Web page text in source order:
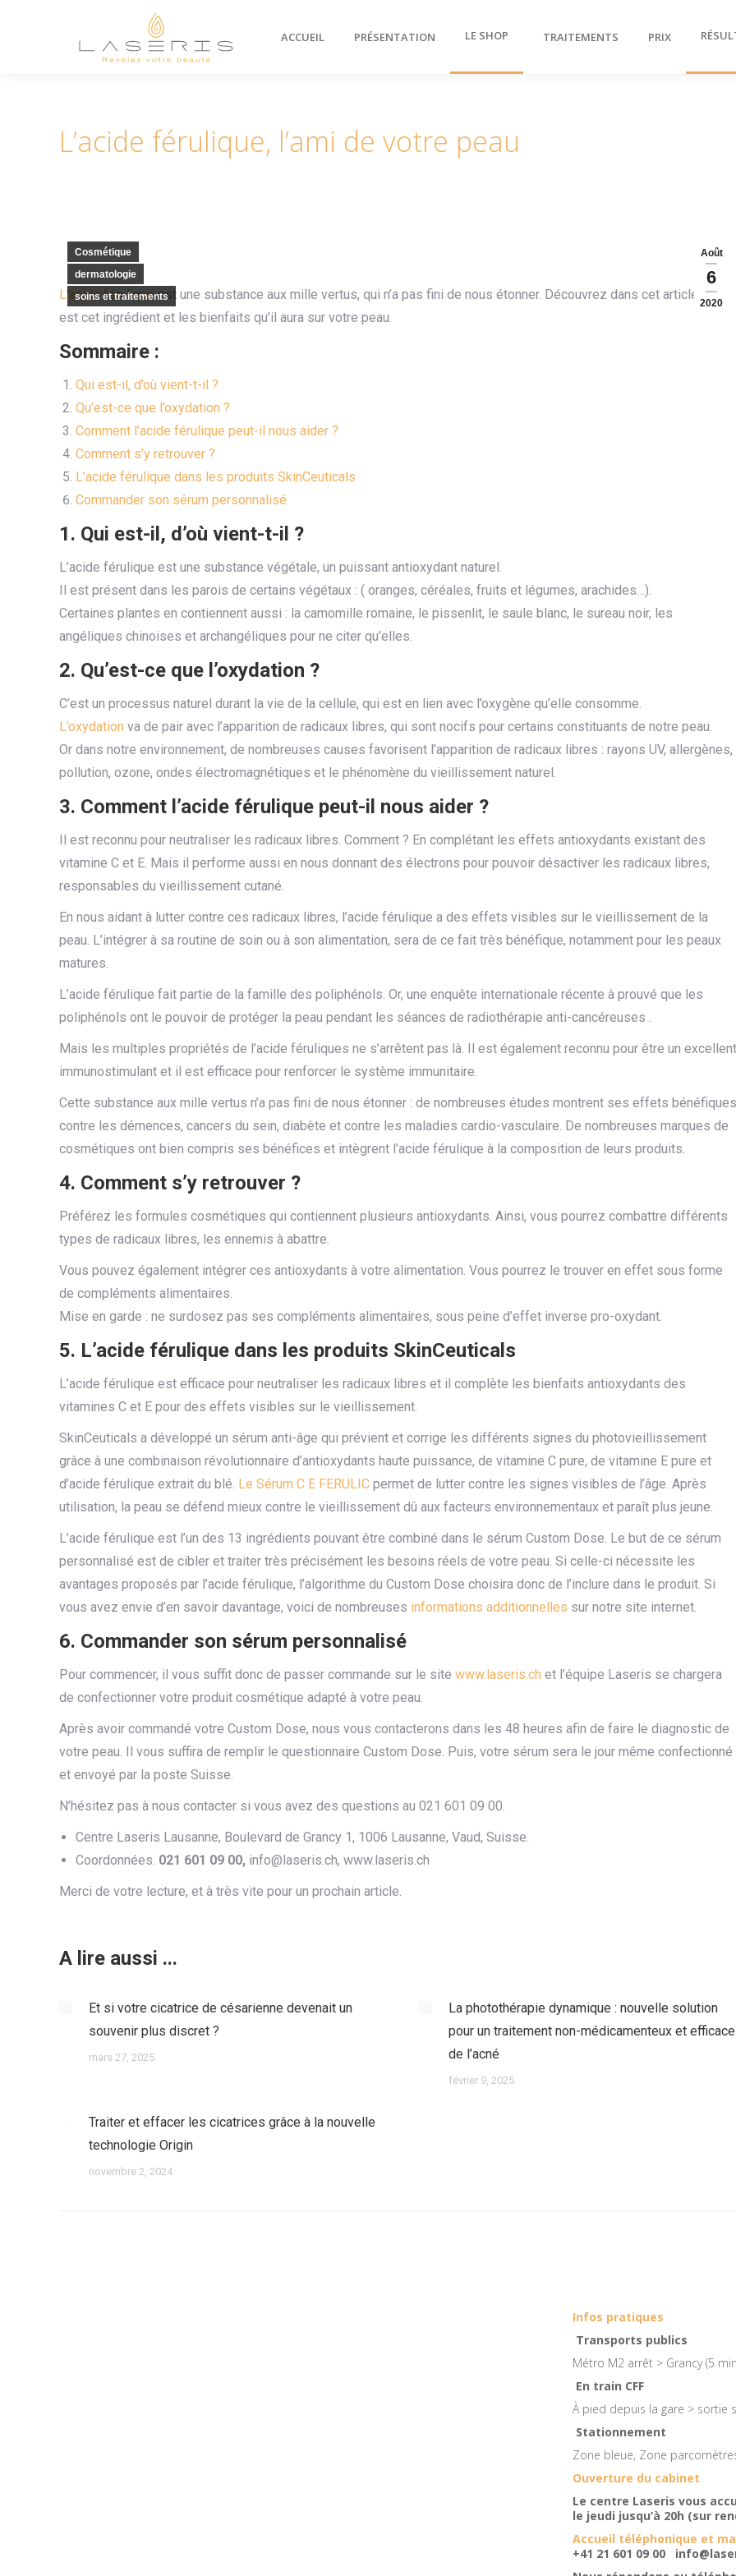
ACCUEIL PRÉSENTATION LE SHOP TRAITEMENTS PRIX
L’acide férulique, l’ami de votre peau
Août
6
2020
Cosmétique
dermatologie
soins et traitements
L’acide féruliqueest une substance aux mille vertus, qui n’a pas fini de nous étonner. Découvrez dans cet article, quel
est cet ingrédient et les bienfaits qu’il aura sur votre peau.
Sommaire :
Qui est-il, d’où vient-t-il ?
Qu’est-ce que l’oxydation ?
Comment l’acide férulique peut-il nous aider ?
Comment s’y retrouver ?
L’acide férulique dans les produits SkinCeuticals
Commander son sérum personnalisé
1. Qui est-il, d’où vient-t-il ?
L’acide férulique est une substance végétale, un puissant antioxydant naturel.
Il est présent dans les parois de certains végétaux : ( oranges, céréales, fruits et légumes, arachides…).
Certaines plantes en contiennent aussi : la camomille romaine, le pissenlit, le saule blanc, le sureau noir, les
angéliques chinoises et archangéliques pour ne citer qu’elles.
2. Qu’est-ce que l’oxydation ?
C’est un processus naturel durant la vie de la cellule, qui est en lien avec l’oxygène qu’elle consomme.
L’oxydation va de pair avec l’apparition de radicaux libres, qui sont nocifs pour certains constituants de notre peau.
Or dans notre environnement, de nombreuses causes favorisent l’apparition de radicaux libres : rayons UV, allergènes,
pollution, ozone, ondes électromagnétiques et le phénomène du vieillissement naturel.
3. Comment l’acide férulique peut-il nous aider ?
Il est reconnu pour neutraliser les radicaux libres. Comment ? En complétant les effets antioxydants existant des
vitamine C et E. Mais il performe aussi en nous donnant des électrons pour pouvoir désactiver les radicaux libres,
responsables du vieillissement cutané.
En nous aidant à lutter contre ces radicaux libres, l’acide férulique a des effets visibles sur le vieillissement de la
peau. L’intégrer à sa routine de soin ou à son alimentation, sera de ce fait très bénéfique, notamment pour les peaux
matures.
L’acide férulique fait partie de la famille des poliphénols. Or, une enquête internationale récente à prouvé que les
poliphénols ont le pouvoir de protéger la peau pendant les séances de radiothérapie anti-cancéreuses .
Mais les multiples propriétés de l’acide féruliques ne s’arrêtent pas là. Il est également reconnu pour être un excellent
immunostimulant et il est efficace pour renforcer le système immunitaire.
Cette substance aux mille vertus n’a pas fini de nous étonner : de nombreuses études montrent ses effets bénéfiques
contre les démences, cancers du sein, diabète et contre les maladies cardio-vasculaire. De nombreuses marques de
cosmétiques ont bien compris ses bénéfices et intègrent l’acide férulique à la composition de leurs produits.
4. Comment s’y retrouver ?
Préférez les formules cosmétiques qui contiennent plusieurs antioxydants. Ainsi, vous pourrez combattre différents
types de radicaux libres, les ennemis à abattre.
Vous pouvez également intégrer ces antioxydants à votre alimentation. Vous pourrez le trouver en effet sous forme
de compléments alimentaires.
Mise en garde : ne surdosez pas ses compléments alimentaires, sous peine d’effet inverse pro-oxydant.
5. L’acide férulique dans les produits SkinCeuticals
L’acide férulique est efficace pour neutraliser les radicaux libres et il complète les bienfaits antioxydants des
vitamines C et E pour des effets visibles sur le vieillissement.
SkinCeuticals a développé un sérum anti-âge qui prévient et corrige les différents signes du photovieillissement
grâce à une combinaison révolutionnaire d’antioxydants haute puissance, de vitamine C pure, de vitamine E pure et
d’acide férulique extrait du blé. Le Sérum C E FERULIC permet de lutter contre les signes visibles de l’âge. Après
utilisation, la peau se défend mieux contre le vieillissement dû aux facteurs environnementaux et paraît plus jeune.
L’acide férulique est l’un des 13 ingrédients pouvant être combiné dans le sérum Custom Dose. Le but de ce sérum
personnalisé est de cibler et traiter très précisément les besoins réels de votre peau. Si celle-ci nécessite les
avantages proposés par l’acide férulique, l’algorithme du Custom Dose choisira donc de l’inclure dans le produit. Si
vous avez envie d’en savoir davantage, voici de nombreuses informations additionnelles sur notre site internet.
6. Commander son sérum personnalisé
Pour commencer, il vous suffit donc de passer commande sur le site www.laseris.ch et l’équipe Laseris se chargera
de confectionner votre produit cosmétique adapté à votre peau.
Après avoir commandé votre Custom Dose, nous vous contacterons dans les 48 heures afin de faire le diagnostic de
votre peau. Il vous suffira de remplir le questionnaire Custom Dose. Puis, votre sérum sera le jour même confectionné
et envoyé par la poste Suisse.
N’hésitez pas à nous contacter si vous avez des questions au 021 601 09 00.
Centre Laseris Lausanne, Boulevard de Grancy 1, 1006 Lausanne, Vaud, Suisse.
Coordonnées. 021 601 09 00, info@laseris.ch, www.laseris.ch
Merci de votre lecture, et à très vite pour un prochain article.
A lire aussi ...
Et si votre cicatrice de césarienne devenait un
souvenir plus discret ?
mars 27, 2025
La photothérapie dynamique : nouvelle solution
pour un traitement non-médicamenteux et efficace
de l’acné
février 9, 2025
Traiter et effacer les cicatrices grâce à la nouvelle
technologie Origin
novembre 2, 2024
Infos pratiques
Transports publics
Métro M2 arrêt > Grancy (5
En train CFF
À pied depuis la gare > sortie
Stationnement
Zone bleue, Zone
Ouverture du cabinet
Le centre Laseris vous
le jeudi jusqu’à 20h (sur
Accueil
+41 21 601 09 00